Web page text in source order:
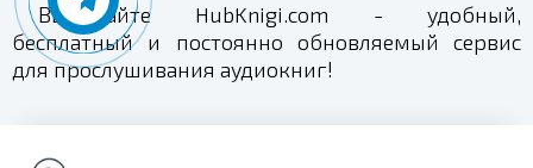
Выбирайте HubKnigi.com - удобный,
бесплатный и постоянно обновляемый сервис
для прослушивания аудиокниг!